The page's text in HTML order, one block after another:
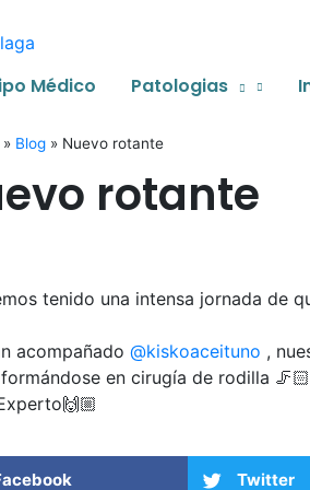
Médico Patologias
» Blog » Nuevo rotante
rotante
tenido una intensa jornada de
acompañado @kiskoaceituno ,
en cirugía de rodilla
Twitter